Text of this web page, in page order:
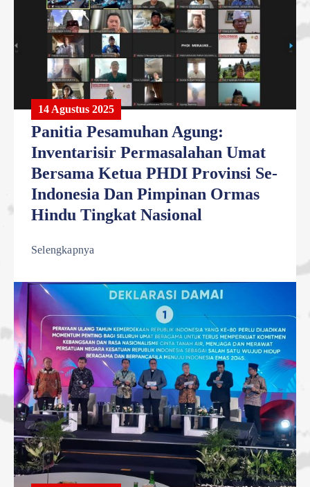
14 Agustus 2025
Panitia Pesamuhan Agung:
Inventarisir Permasalahan Umat
Bersama Ketua PHDI Provinsi Se-
Indonesia Dan Pimpinan Ormas
Hindu Tingkat Nasional
Selengkapnya